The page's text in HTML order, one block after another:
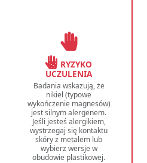
RYZYKO
UCZULENIA
Badania wskazują, że
nikiel (typowe
wykończenie magnesów)
jest silnym alergenem.
Jeśli jesteś alergikiem,
wystrzegaj się kontaktu
skóry z metalem lub
wybierz wersje w
obudowie plastikowej.